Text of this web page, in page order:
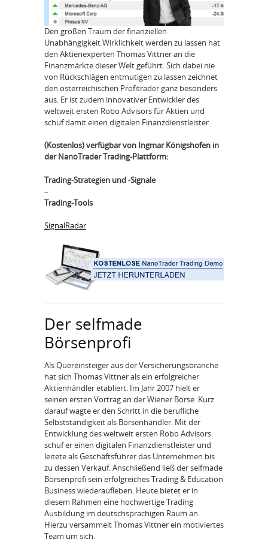
Den großen Traum der finanziellen
Unabhängigkeit Wirklichkeit werden zu lassen hat
den Aktienexperten Thomas Vittner an die
Finanzmärkte dieser Welt geführt. Sich dabei nie
von Rückschlägen entmutigen zu lassen zeichnet
den österreichischen Profitrader ganz besonders
aus. Er ist zudem innovativer Entwickler des
weltweit ersten Robo Advisors für Aktien und
schuf damit einen digitalen Finanzdienstleister.
(Kostenlos) verfügbar von Ingmar Königshofen in
der NanoTrader Trading-Plattform:
Trading-Strategien und -Signale
–
Trading-Tools
SignalRadar
Der selfmade
Börsenprofi
Als Quereinsteiger aus der Versicherungsbranche
hat sich Thomas Vittner als ein erfolgreicher
Aktienhändler etabliert. Im Jahr 2007 hielt er
seinen ersten Vortrag an der Wiener Börse. Kurz
darauf wagte er den Schritt in die berufliche
Selbstständigkeit als Börsenhändler. Mit der
Entwicklung des weltweit ersten Robo Advisors
schuf er einen digitalen Finanzdienstleister und
leitete als Geschäftsführer das Unternehmen bis
zu dessen Verkauf. Anschließend ließ der selfmade
Börsenprofi sein erfolgreiches Trading & Education
Business wiederaufleben. Heute bietet er in
diesem Rahmen eine hochwertige Trading
Ausbildung im deutschsprachigen Raum an.
Hierzu versammelt Thomas Vittner ein motiviertes
Team um sich.